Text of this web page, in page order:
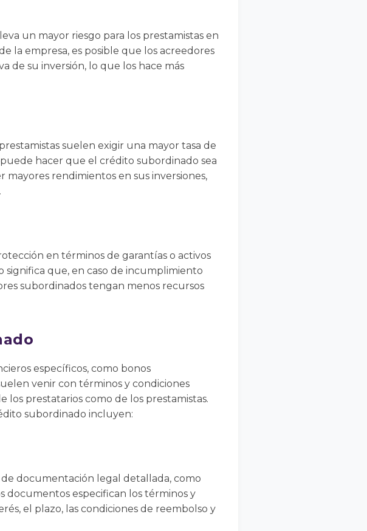
un mayor riesgo para los prestamistas en
la empresa, es posible que los acreedores
de su inversión, lo que los hace más
suelen exigir una mayor tasa de
hacer que el crédito subordinado sea
rendimientos en sus inversiones,
en términos de garantías o activos
significa que, en caso de incumplimiento
subordinados tengan menos recursos
específicos, como bonos
venir con términos y condiciones
prestatarios como de los prestamistas.
subordinado incluyen:
documentación legal detallada, como
documentos especifican los términos y
el plazo, las condiciones de reembolso y